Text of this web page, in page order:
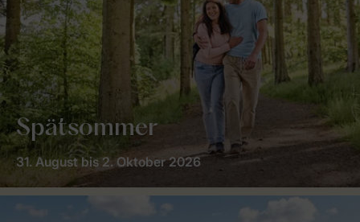
Spätsommer
31. August bis 2. Oktober 2026